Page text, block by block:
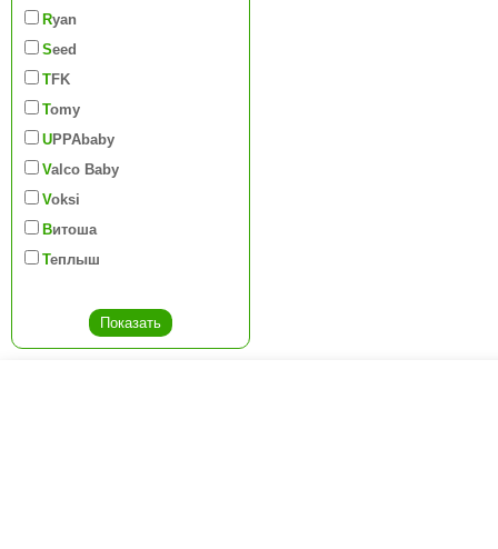
Ryan
Seed
TFK
Tomy
UPPAbaby
Valco Baby
Voksi
Витоша
Теплыш